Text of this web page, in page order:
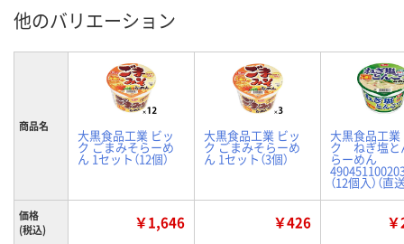
他のバリエーション
商品名
大黒食品工業 ビッ
ク ごまみそらーめ
ん 1セット（12個）
大黒食品工業 ビッ
ク ごまみそらーめ
ん 1セット（3個）
大黒食品工業
ク ねぎ塩と
らーめん
（12個入）（直
価格
(税込)
￥1,646 ￥426